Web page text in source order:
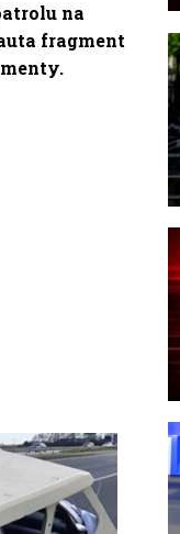
na
fragment